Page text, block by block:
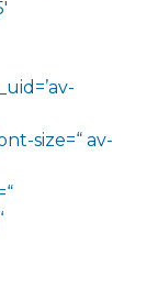
size=“ av-